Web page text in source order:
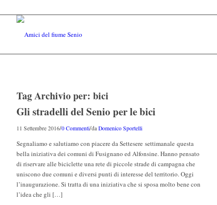
Tag Archivio per: bici
Gli stradelli del Senio per le bici
11 Settembre 2016/0 Commenti/da Domenico Sportelli
Segnaliamo e salutiamo con piacere da Settesere settimanale questa
bella iniziativa dei comuni di Fusignano ed Alfonsine. Hanno pensato
di riservare alle biciclette una rete di piccole strade di campagna che
uniscono due comuni e diversi punti di interesse del territorio. Oggi
l’inaugurazione. Si tratta di una iniziativa che si sposa molto bene con
l’idea che gli […]